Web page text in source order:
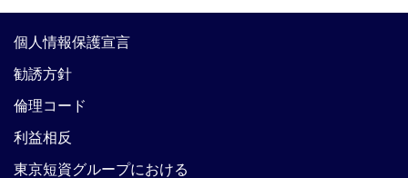
個人情報保護宣言
勧誘方針
倫理コード
利益相反
東京短資グループにおける